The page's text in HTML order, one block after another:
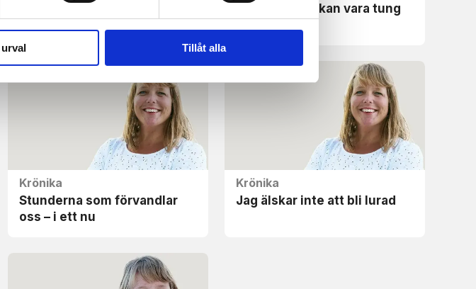
Tillåt alla
En hemlighet kan vara tung
Krönika
Stunderna som förvandlar
oss – i ett nu
Krönika
Jag älskar inte att bli lurad